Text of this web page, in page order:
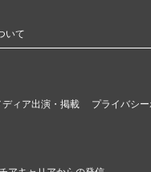
いて
ディア出演・掲載 プライバシ